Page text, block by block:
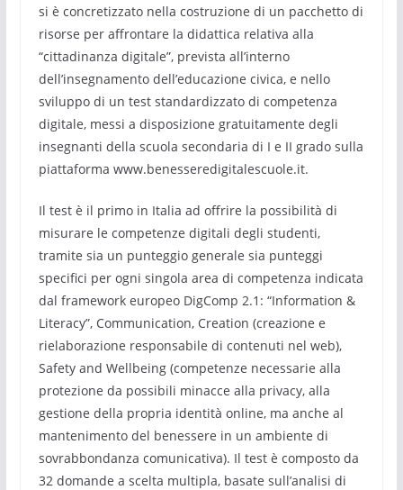
si è concretizzato nella costruzione di un pacchetto di
risorse per affrontare la didattica relativa alla
“cittadinanza digitale”, prevista all’interno
dell’insegnamento dell’educazione civica, e nello
sviluppo di un test standardizzato di competenza
digitale, messi a disposizione gratuitamente degli
insegnanti della scuola secondaria di I e II grado sulla
piattaforma www.benesseredigitalescuole.it.
Il test è il primo in Italia ad offrire la possibilità di
misurare le competenze digitali degli studenti,
tramite sia un punteggio generale sia punteggi
specifici per ogni singola area di competenza indicata
dal framework europeo DigComp 2.1: “Information &
Literacy”, Communication, Creation (creazione e
rielaborazione responsabile di contenuti nel web),
Safety and Wellbeing (competenze necessarie alla
protezione da possibili minacce alla privacy, alla
gestione della propria identità online, ma anche al
mantenimento del benessere in un ambiente di
sovrabbondanza comunicativa). Il test è composto da
32 domande a scelta multipla, basate sull’analisi di